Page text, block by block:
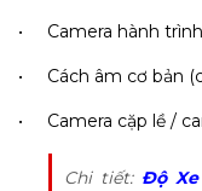
• Camera hành
• Cách âm cơ bản
• Camera cặp lề /
Chi tiết: Độ